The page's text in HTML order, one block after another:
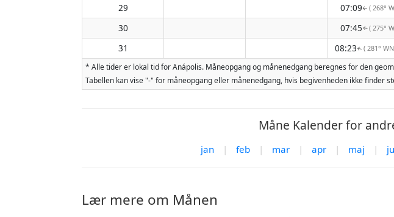
29
07:09↑ ( 268°
30
07:45↑( 275°
31
08:23↑( 281°
* Alle tider er lokal tid for Anápolis. Måneopgang og månenedgang beregnes for den
Tabellen kan vise "-" for måneopgang eller månenedgang, hvis begivenheden ikke
Måne Kalender for
jan | feb | mar | apr | maj |
Lær mere om Månen